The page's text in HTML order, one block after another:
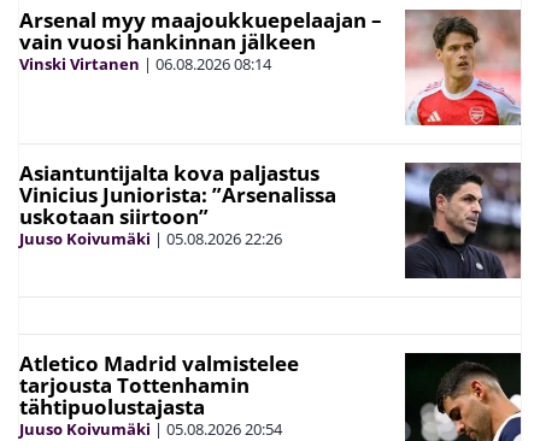
Arsenal myy maajoukkuepelaajan –
vain vuosi hankinnan jälkeen
Vinski Virtanen | 06.08.202608:14
Asiantuntijalta kova paljastus
Vinicius Juniorista: ”Arsenalissa
uskotaan siirtoon”
Juuso Koivumäki | 05.08.202622:26
Atletico Madrid valmistelee
tarjousta Tottenhamin
tähtipuolustajasta
Juuso Koivumäki | 05.08.202620:54